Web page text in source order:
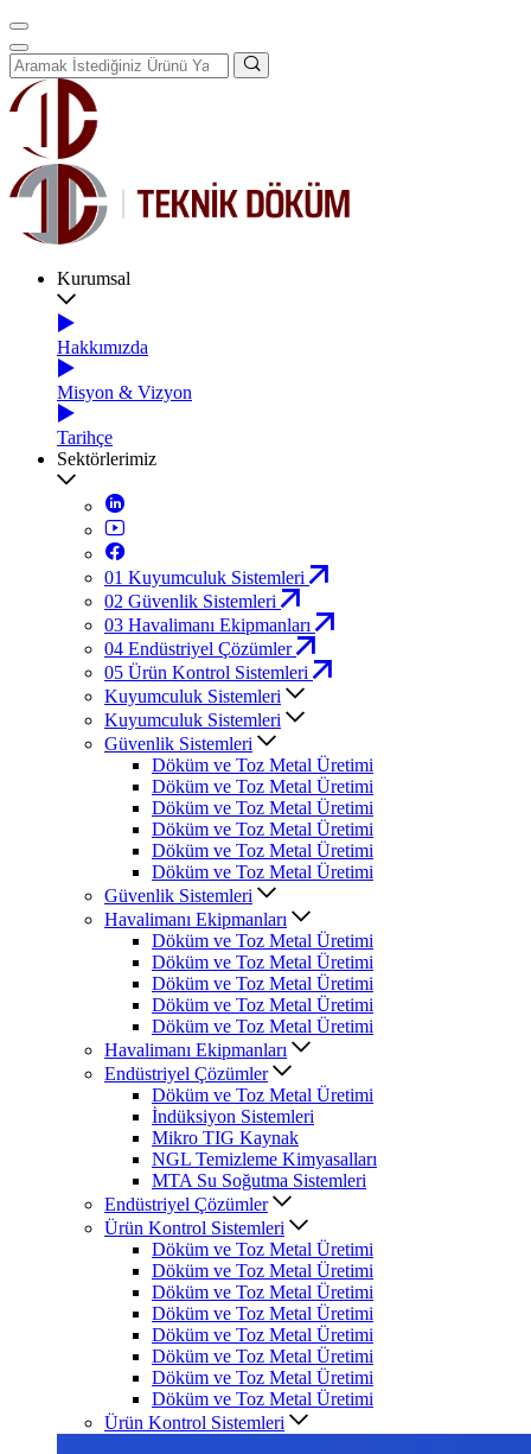
Kurumsal
Hakkımızda
Misyon & Vizyon
Tarihçe
Sektörlerimiz
01 Kuyumculuk Sistemleri
02 Güvenlik Sistemleri
03 Havalimanı Ekipmanları
04 Endüstriyel Çözümler
05 Ürün Kontrol Sistemleri
Kuyumculuk Sistemleri
Kuyumculuk Sistemleri
Güvenlik Sistemleri
Döküm ve Toz Metal Üretimi
Döküm ve Toz Metal Üretimi
Döküm ve Toz Metal Üretimi
Döküm ve Toz Metal Üretimi
Döküm ve Toz Metal Üretimi
Döküm ve Toz Metal Üretimi
Güvenlik Sistemleri
Havalimanı Ekipmanları
Döküm ve Toz Metal Üretimi
Döküm ve Toz Metal Üretimi
Döküm ve Toz Metal Üretimi
Döküm ve Toz Metal Üretimi
Döküm ve Toz Metal Üretimi
Havalimanı Ekipmanları
Endüstriyel Çözümler
Döküm ve Toz Metal Üretimi
İndüksiyon Sistemleri
Mikro TIG Kaynak
NGL Temizleme Kimyasalları
MTA Su Soğutma Sistemleri
Endüstriyel Çözümler
Ürün Kontrol Sistemleri
Döküm ve Toz Metal Üretimi
Döküm ve Toz Metal Üretimi
Döküm ve Toz Metal Üretimi
Döküm ve Toz Metal Üretimi
Döküm ve Toz Metal Üretimi
Döküm ve Toz Metal Üretimi
Döküm ve Toz Metal Üretimi
Döküm ve Toz Metal Üretimi
Ürün Kontrol Sistemleri